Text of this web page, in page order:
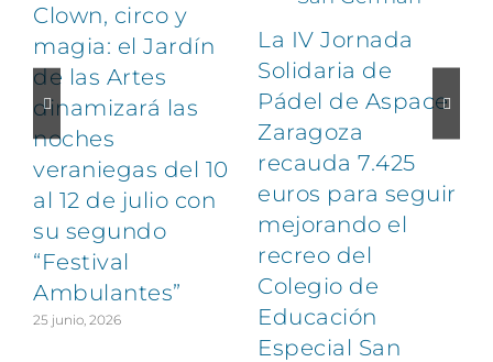
Clown, circo y
magia: el Jardín
de las Artes
dinamizará las
noches
veraniegas del 10
al 12 de julio con
su segundo
“Festival
Ambulantes”
25 junio, 2026
La IV Jornada
Solidaria de
Pádel de Aspace
Zaragoza
recauda 7.425
euros para seguir
mejorando el
recreo del
Colegio de
Educación
Especial San